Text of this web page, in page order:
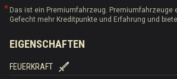
Das ist ein Premiumfahrzeug. Premiumfahrzeuge
Gefecht mehr Kreditpunkte und Erfahrung und
EIGENSCHAFTEN
FEUERKRAFT